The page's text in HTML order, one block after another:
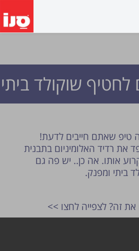
לחטיף שוקולד ביתי
טיפ שאתם חייבים לדעת!
את רדיד האלומיניום בתבנית
אותו. אה כן.. יש פה גם
ביתי ומפנק.
את זה? לצפייה לחצו >>